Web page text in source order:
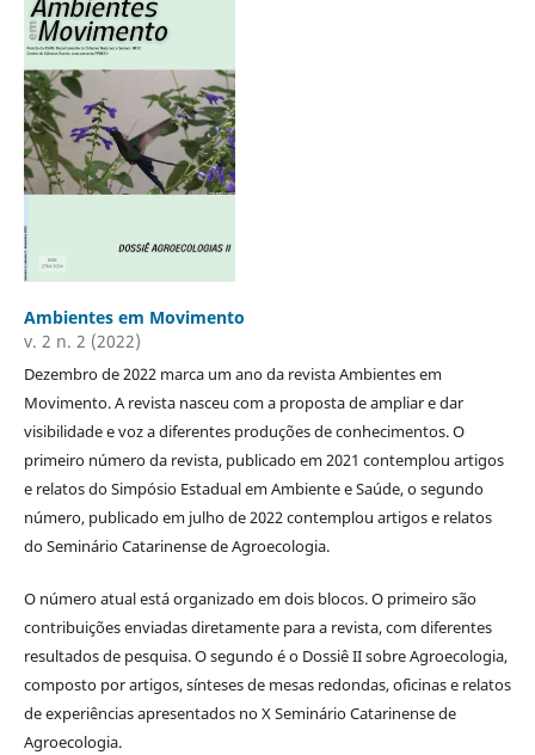
Ambientes em Movimento
v. 2 n. 2 (2022)
Dezembro de 2022 marca um ano da revista Ambientes em
Movimento. A revista nasceu com a proposta de ampliar e dar
visibilidade e voz a diferentes produções de conhecimentos. O
primeiro número da revista, publicado em 2021 contemplou artigos
e relatos do Simpósio Estadual em Ambiente e Saúde, o segundo
número, publicado em julho de 2022 contemplou artigos e relatos
do Seminário Catarinense de Agroecologia.
O número atual está organizado em dois blocos. O primeiro são
contribuições enviadas diretamente para a revista, com diferentes
resultados de pesquisa. O segundo é o Dossiê II sobre Agroecologia,
composto por artigos, sínteses de mesas redondas, oficinas e relatos
de experiências apresentados no X Seminário Catarinense de
Agroecologia.